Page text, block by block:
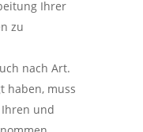
Ihrer
zu
nach Art.
haben, muss
und